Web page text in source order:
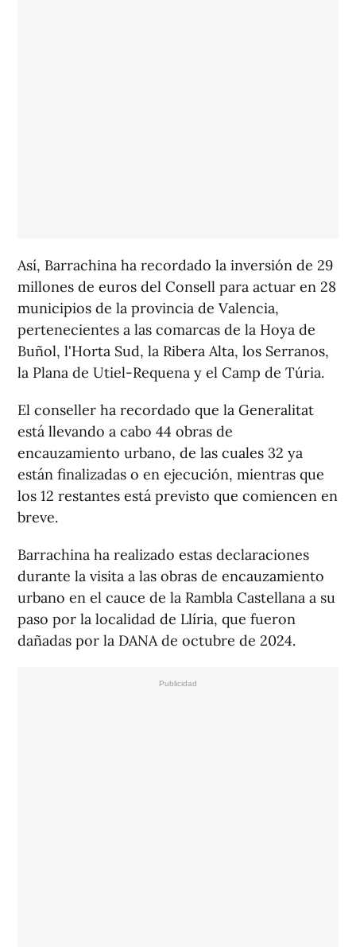
Así, Barrachina ha recordado la inversión de 29
millones de euros del Consell para actuar en 28
municipios de la provincia de Valencia,
pertenecientes a las comarcas de la Hoya de
Buñol, l'Horta Sud, la Ribera Alta, los Serranos,
la Plana de Utiel-Requena y el Camp de Túria.
El conseller ha recordado que la Generalitat
está llevando a cabo 44 obras de
encauzamiento urbano, de las cuales 32 ya
están finalizadas o en ejecución, mientras que
los 12 restantes está previsto que comiencen en
breve.
Barrachina ha realizado estas declaraciones
durante la visita a las obras de encauzamiento
urbano en el cauce de la Rambla Castellana a su
paso por la localidad de Llíria, que fueron
dañadas por la DANA de octubre de 2024.